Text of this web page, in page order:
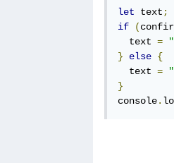
let text ;
if
(
  text
=
}
else {
  text
=
}
console.